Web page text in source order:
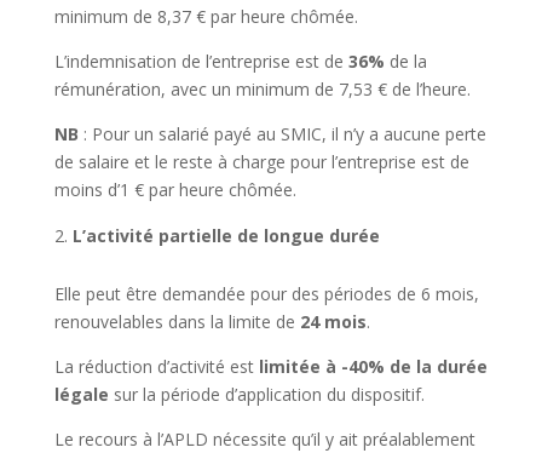
minimum de 8,37 € par heure chômée.
L’indemnisation de l’entreprise est de 36% de la
rémunération, avec un minimum de 7,53 € de l’heure.
NB : Pour un salarié payé au SMIC, il n’y a aucune perte
de salaire et le reste à charge pour l’entreprise est de
moins d’1 € par heure chômée.
L’activité partielle de longue durée
Elle peut être demandée pour des périodes de 6 mois,
renouvelables dans la limite de 24 mois.
La réduction d’activité est limitée à -40% de la durée
légale sur la période d’application du dispositif.
Le recours à l’APLD nécessite qu’il y ait préalablement